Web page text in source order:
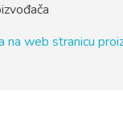
na web stranicu